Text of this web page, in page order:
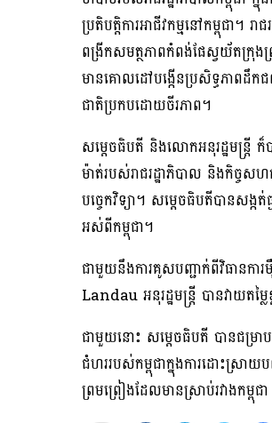
ប្រតិបត្តិការអាជីវកម្មនៅកម្ពុជា។
ពង្រីកសមត្ថភាពកំពង់ផែស្វយ័តក្រុ
មានគោលដៅបង្កើនប្រសិទ្ធភាពដឹកជញ្
ជាតិប្រកបដោយចីរភាព។
សម្ដេចធិបតី និងលោកអនុរដ្ឋមន្ត្រី ក៏
ម៉ាត់របស់រាជរដ្ឋាភិបាល និង​កិច្ច​សហ
បច្ចេកវិទ្យា។ សម្តេចធិបតីបានសង្ក
អស់ពីកម្ពុជា។​
ជាមួយនឹងការគូសបញ្ជាក់ពីវិធានក
Landau អនុរដ្ឋមន្ត្រី បាន​វាយតម្
ជាមួយនោះ សម្ដេចធិបតី បានជម្រាបឯ
ជំហររបស់កម្ពុជាក្នុងការដោះស្រា
ព្រមព្រៀងដែលមានស្រាប់រវាងកម្ពុ